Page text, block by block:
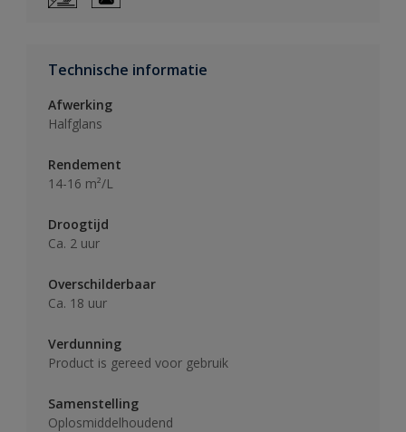
Technische informatie
Afwerking
Halfglans
Rendement
14-16 m²/L
Droogtijd
Ca. 2 uur
Overschilderbaar
Ca. 18 uur
Verdunning
Product is gereed voor gebruik
Samenstelling
Oplosmiddelhoudend